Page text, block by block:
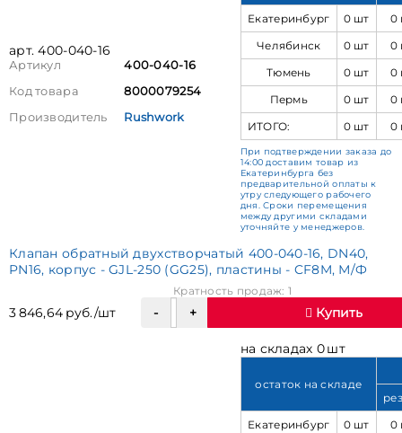
арт. 400-040-16
Артикул
400-040-16
Код товара
8000079254
Производитель
Rushwork
Екатеринбург
0 шт
0
Челябинск
0 шт
0
Тюмень
0 шт
0
Пермь
0 шт
0
ИТОГО:
0 шт 0
При подтверждении заказа до
14:00 доставим товар из
Екатеринбурга без
предварительной оплаты к
утру следующего рабочего
дня. Сроки перемещения
между другими складами
уточняйте у менеджеров.
Клапан обратный двухстворчатый 400-040-16, DN40,
PN16, корпус - GJL-250 (GG25), пластины - CF8M, М/Ф
3 846,64 руб./шт
Кратность продаж: 1
Купить
на складах 0 шт
остаток на складе
Екатеринбург
0 шт
0